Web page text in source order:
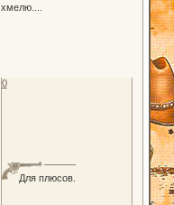
хмелю....
Для плюсов.
0